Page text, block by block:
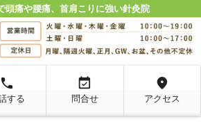
頭痛や腰痛、首肩こりに強い針灸院
local_phone
する
event_available
問合せ
location_on
アクセス